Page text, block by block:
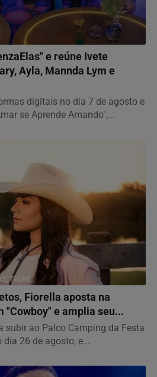
e reúne Ivete
Ayla, Mannda Lym e
digitais no dia 7 de agosto e
se Aprende Amando",...
FIORE
Fiorella aposta na
"Cowboy" e amplia seu...
subir ao Palco Camping da Festa
dia 26 de agosto, e...